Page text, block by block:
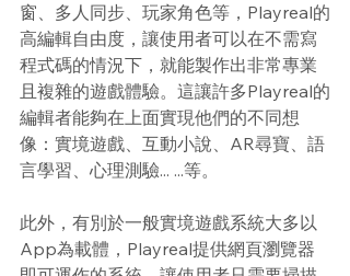
窗、多人同步、玩家角色等，Playreal的
高編輯自由度，讓使用者可以在不需寫
程式碼的情況下，就能製作出非常專業
且複雜的遊戲體驗。這讓許多Playreal的
編輯者能夠在上面實現他們的不同想
像：實境遊戲、互動小說、AR尋寶、語
言學習、心理測驗... ...等。
此外，有別於一般實境遊戲系統大多以
App為載體，Playreal提供網頁瀏覽器